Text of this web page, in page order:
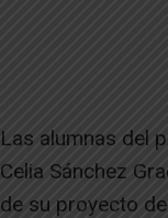
Las alumnas del
Celia Sánchez
de su proyecto